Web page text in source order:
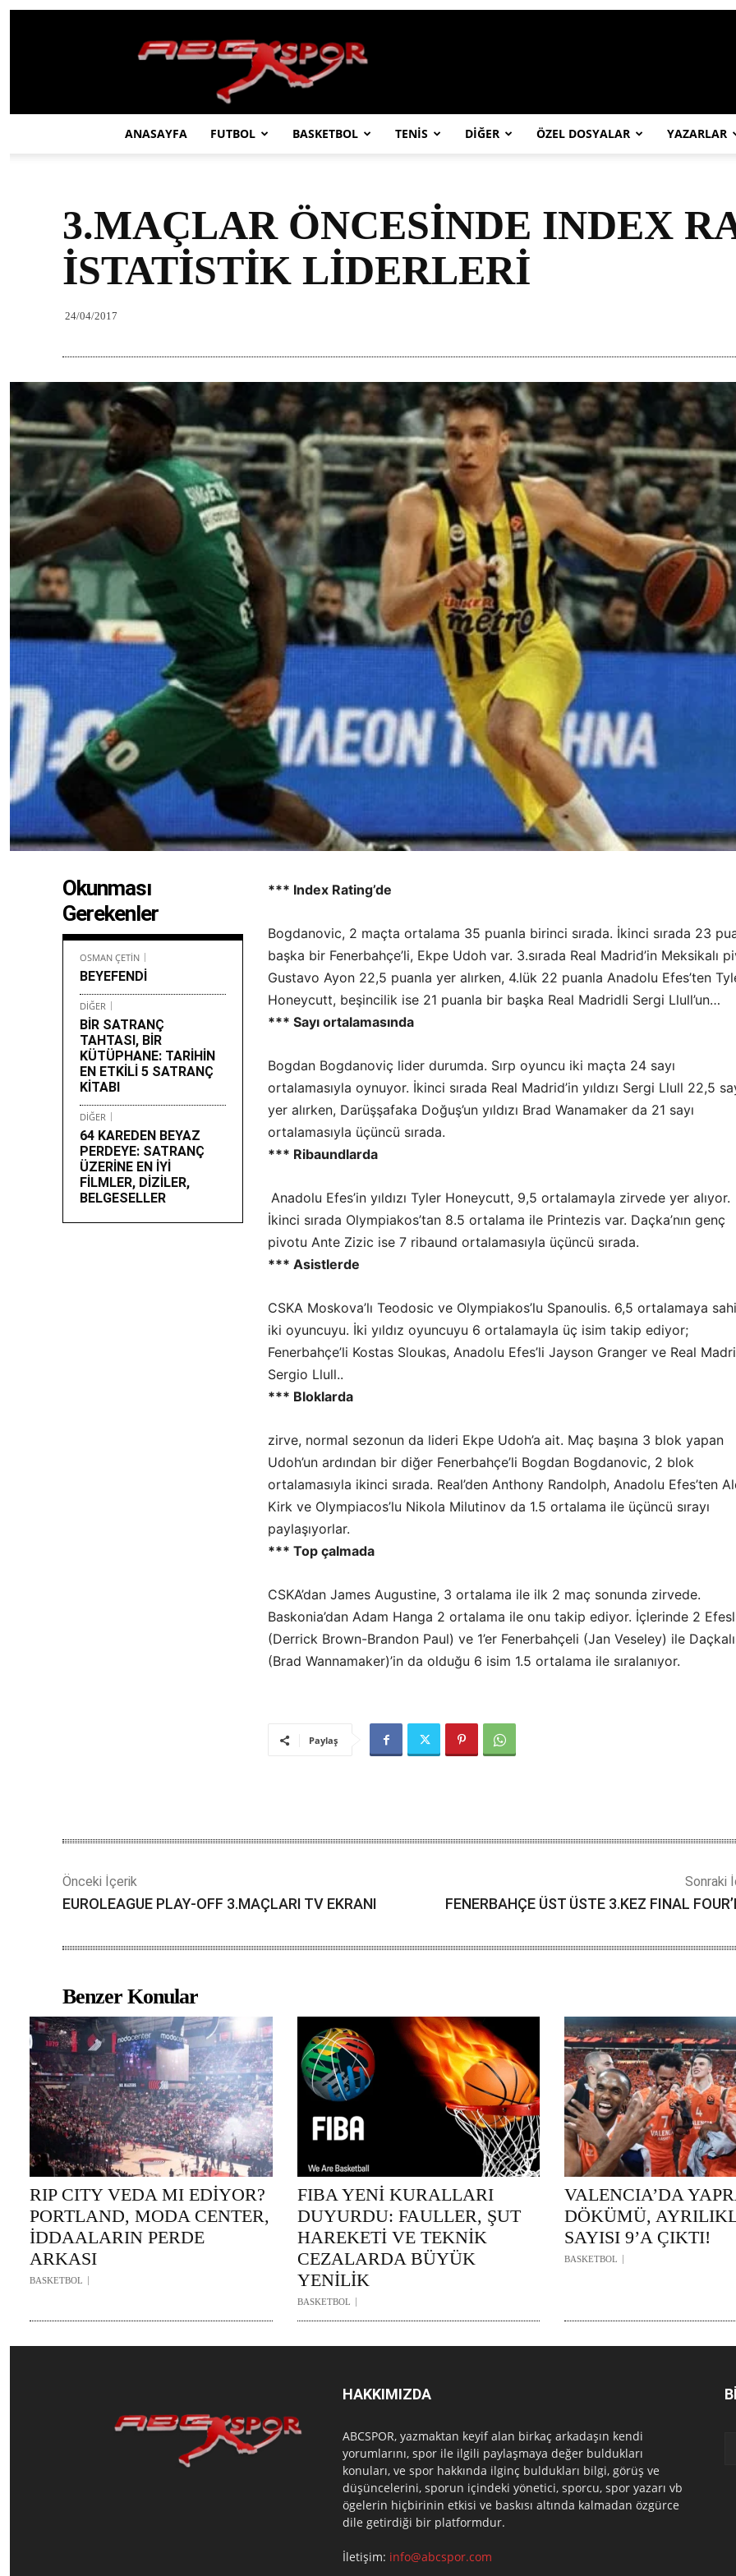
ABC
SPOR
ANASAYFA FUTBOL BASKETBOL TENİS DİĞER ÖZEL DOSYALAR YAZARLAR
3.MAÇLAR ÖNCESİNDE INDEX
İSTATİSTİK LİDERLERİ
24/04/2017
Okunması
Gerekenler
OSMAN ÇETİN
BEYEFENDİ
DİĞER
BİR SATRANÇ
TAHTASI, BİR
KÜTÜPHANE: TARİHİN
EN ETKİLİ 5 SATRANÇ
KİTABI
DİĞER
64 KAREDEN BEYAZ
PERDEYE: SATRANÇ
ÜZERİNE EN İYİ
FİLMLER, DİZİLER,
BELGESELLER
*** Index Rating’de
Bogdanovic, 2 maçta ortalama 35 puanla birinci sırada. İkinci sırada 23
başka bir Fenerbahçe’li, Ekpe Udoh var. 3.sırada Real Madrid’in Meksikalı
Gustavo Ayon 22,5 puanla yer alırken, 4.lük 22 puanla Anadolu Efes’ten
Honeycutt, beşincilik ise 21 puanla bir başka Real Madridli Sergi Llull’un…
*** Sayı ortalamasında
Bogdan Bogdanoviç lider durumda. Sırp oyuncu iki maçta 24 sayı
ortalamasıyla oynuyor. İkinci sırada Real Madrid’in yıldızı Sergi Llull 22,5
yer alırken, Darüşşafaka Doğuş’un yıldızı Brad Wanamaker da 21 sayı
ortalamasıyla üçüncü sırada.
*** Ribaundlarda
Anadolu Efes’in yıldızı Tyler Honeycutt, 9,5 ortalamayla zirvede yer alıyor.
İkinci sırada Olympiakos’tan 8.5 ortalama ile Printezis var. Daçka’nın genç
pivotu Ante Zizic ise 7 ribaund ortalamasıyla üçüncü sırada.
*** Asistlerde
CSKA Moskova’lı Teodosic ve Olympiakos’lu Spanoulis. 6,5 ortalamaya
iki oyuncuyu. İki yıldız oyuncuyu 6 ortalamayla üç isim takip ediyor;
Fenerbahçe’li Kostas Sloukas, Anadolu Efes’li Jayson Granger ve Real
Sergio Llull..
*** Bloklarda
zirve, normal sezonun da lideri Ekpe Udoh’a ait. Maç başına 3 blok yapan
Udoh’un ardından bir diğer Fenerbahçe’li Bogdan Bogdanovic, 2 blok
ortalamasıyla ikinci sırada. Real’den Anthony Randolph, Anadolu Efes’ten
Kirk ve Olympiacos’lu Nikola Milutinov da 1.5 ortalama ile üçüncü sırayı
paylaşıyorlar.
*** Top çalmada
CSKA’dan James Augustine, 3 ortalama ile ilk 2 maç sonunda zirvede.
Baskonia’dan Adam Hanga 2 ortalama ile onu takip ediyor. İçlerinde 2
(Derrick Brown-Brandon Paul) ve 1’er Fenerbahçeli (Jan Veseley) ile Daçkalı
(Brad Wannamaker)’in da olduğu 6 isim 1.5 ortalama ile sıralanıyor.
Paylaş
Önceki İçerik
EUROLEAGUE PLAY-OFF 3.MAÇLARI TV EKRANI
Sonraki
FENERBAHÇE ÜST ÜSTE 3.KEZ FINAL
Benzer Konular
RIP CITY VEDA MI EDİYOR?
PORTLAND, MODA CENTER,
İDDAALARIN PERDE
ARKASI
BASKETBOL
FIBA YENİ KURALLARI
DUYURDU: FAULLER, ŞUT
HAREKETİ VE TEKNİK
CEZALARDA BÜYÜK
YENİLİK
BASKETBOL
VALENCIA’DA
DÖKÜMÜ,
SAYISI 9’A ÇIKTI!
BASKETBOL
HAKKIMIZDA
ABCSPOR, yazmaktan keyif alan birkaç arkadaşın kendi
yorumlarını, spor ile ilgili paylaşmaya değer buldukları
konuları, ve spor hakkında ilginç buldukları bilgi, görüş ve
düşüncelerini, sporun içindeki yönetici, sporcu, spor yazarı vb
ögelerin hiçbirinin etkisi ve baskısı altında kalmadan özgürce
dile getirdiği bir platformdur.
İletişim: info@abcspor.com